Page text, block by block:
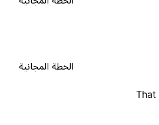
الخطة المجانية